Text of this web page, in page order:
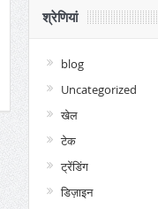
श्रेणियां
blog
Uncategorized
खेल
टेक
ट्रेंडिंग
डिज़ाइन